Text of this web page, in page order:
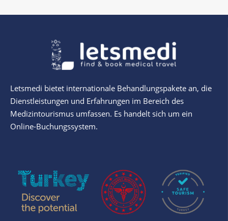
Letsmedi bietet internationale Behandlungspakete an, die
Dienstleistungen und Erfahrungen im Bereich des
Medizintourismus umfassen. Es handelt sich um ein
Online-Buchungssystem.